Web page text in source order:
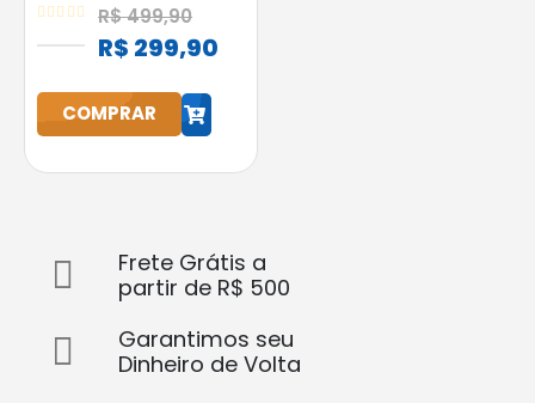
h
1400W Elgin
Preta
R$499,90
R$ 299,90
COMPRAR
Frete Grátis a
partir de R$ 500
Garantimos seu
Dinheiro de Volta